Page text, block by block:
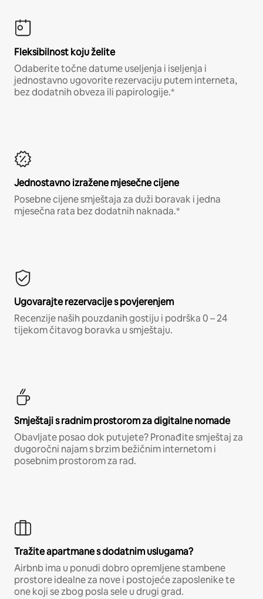
Fleksibilnost koju želite
Odaberite točne datume useljenja i iseljenja i
jednostavno ugovorite rezervaciju putem interneta,
bez dodatnih obveza ili papirologije.*
Jednostavno izražene mjesečne cijene
Posebne cijene smještaja za duži boravak i jedna
mjesečna rata bez dodatnih naknada.*
Ugovarajte rezervacije s povjerenjem
Recenzije naših pouzdanih gostiju i podrška 0 – 24
tijekom čitavog boravka u smještaju.
Smještaji s radnim prostorom za digitalne nomade
Obavljate posao dok putujete? Pronađite smještaj za
dugoročni najam s brzim bežičnim internetom i
posebnim prostorom za rad.
Tražite apartmane s dodatnim uslugama?
Airbnb ima u ponudi dobro opremljene stambene
prostore idealne za nove i postojeće zaposlenike te
one koji se zbog posla sele u drugi grad.